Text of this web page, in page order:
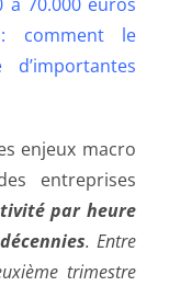
à 70.000 euros
le
enjeux macro
entreprises
par heure
. Entre
trimestre